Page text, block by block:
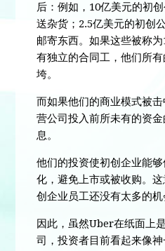
后：例如，10亿美元的初
送杂货；2.5亿美元的初创
邮寄东西。如果这些被称
有独立的合同工，他们所
垮。
而如果他们的商业模式被
营公司投入前所未有的资
息。
他们的投资使初创企业能
化，避免上市或被收购。
创企业员工还没有太多的机
因此，虽然Uber在纸面上
司，投资者目前看起来像